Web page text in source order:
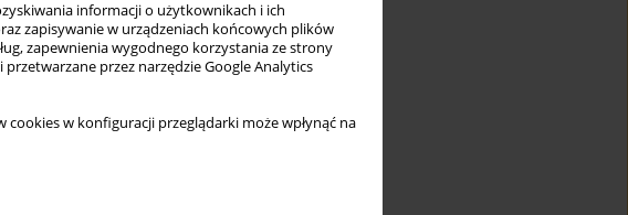
informacji o użytkownikach i ich
zapisywanie w urządzeniach końcowych plików
zapewnienia wygodnego korzystania ze strony
przetwarzane przez narzędzie Google Analytics
w konfiguracji przeglądarki może wpłynąć na
w